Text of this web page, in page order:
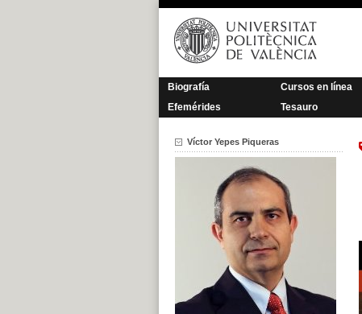
Saltar
contenido
Biografía Cursos en línea
Efemérides
Tesauro
Víctor Yepes Piqueras